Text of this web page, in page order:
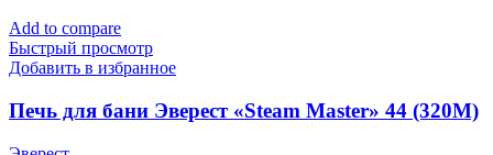
Add to compare
Быстрый просмотр
Добавить в избранное
Печь для бани Эверест «Steam Master» 44 (320М)